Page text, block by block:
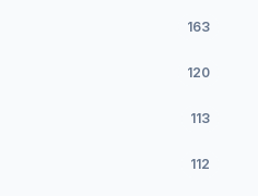
163
120
113
112